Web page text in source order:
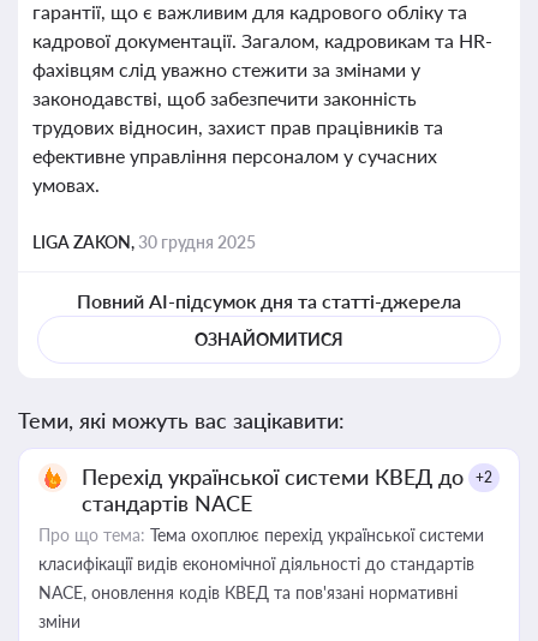
гарантії, що є важливим для кадрового обліку та
кадрової документації. Загалом, кадровикам та HR-
фахівцям слід уважно стежити за змінами у
законодавстві, щоб забезпечити законність
трудових відносин, захист прав працівників та
ефективне управління персоналом у сучасних
умовах.
LIGA ZAKON,30 грудня 2025
Повний AI-підсумок дня та статті-джерела
ОЗНАЙОМИТИСЯ
Теми, які можуть вас зацікавити:
Перехід української системи КВЕД до
стандартів NACE
+2
Про що тема: Тема охоплює перехід української системи
класифікації видів економічної діяльності до стандартів
NACE, оновлення кодів КВЕД та пов'язані нормативні
зміни